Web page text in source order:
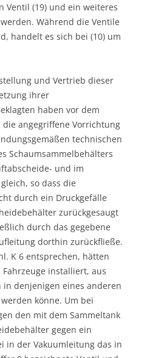
Ventil (19) und ein weiteres
Während die Ventile
handelt es sich bei (10) um
und Vertrieb dieser
ihrer
haben vor dem
angegriffene Vorrichtung
technischen
Schaumsammelbehälters
und im
so dass die
durch ein Druckgefälle
zurückgesaugt
durch das gegebene
dorthin zurückfließe.
K 6 entsprechen, hätten
installiert, aus
denjenigen eines anderen
könne. Um bei
den mit dem Sammeltank
gegen ein
in der Vakuumleitung das in